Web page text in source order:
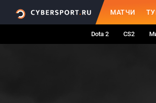
МАТЧИ
Dota 2 CS2